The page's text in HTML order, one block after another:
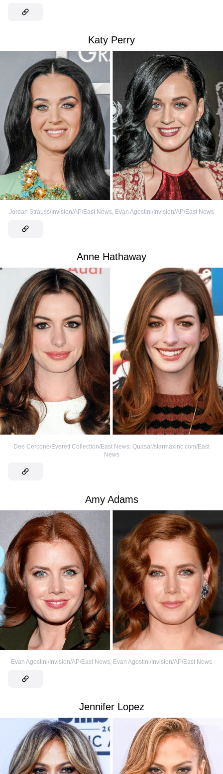
Katy Perry
Jordan Strauss/Invision/AP/East News, Evan Agostini/Invision/AP/East News
Anne Hathaway
Dee Cercone/Everett Collection/East News, Quasar/starmaxinc.com/East
News
Amy Adams
Evan Agostini/Invision/AP/East News Evan Agostini/Invision/AP/East News
Jennifer Lopez